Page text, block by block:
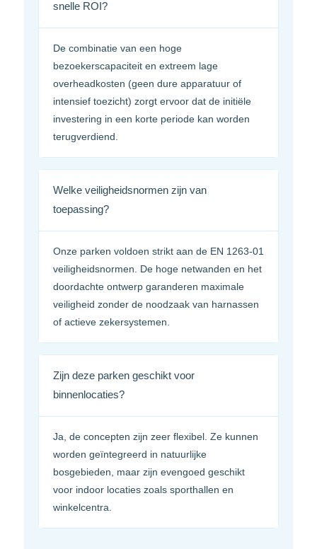
snelle ROI?
De combinatie van een hoge
bezoekerscapaciteit en extreem lage
overheadkosten (geen dure apparatuur of
intensief toezicht) zorgt ervoor dat de initiële
investering in een korte periode kan worden
terugverdiend.
Welke veiligheidsnormen zijn van
toepassing?
Onze parken voldoen strikt aan de EN 1263-01
veiligheidsnormen. De hoge netwanden en het
doordachte ontwerp garanderen maximale
veiligheid zonder de noodzaak van harnassen
of actieve zekersystemen.
Zijn deze parken geschikt voor
binnenlocaties?
Ja, de concepten zijn zeer flexibel. Ze kunnen
worden geïntegreerd in natuurlijke
bosgebieden, maar zijn evengoed geschikt
voor indoor locaties zoals sporthallen en
winkelcentra.